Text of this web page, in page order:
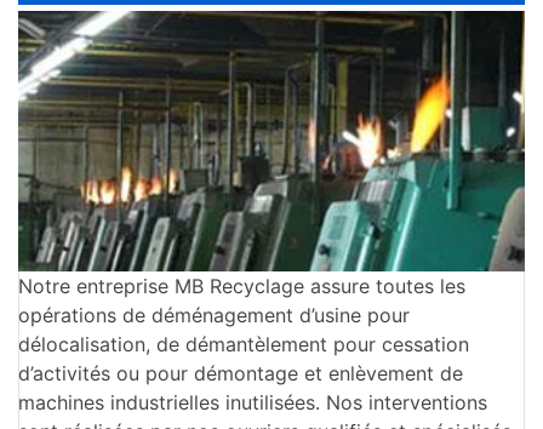
Notre entreprise MB Recyclage assure toutes les
opérations de déménagement d’usine pour
délocalisation, de démantèlement pour cessation
d’activités ou pour démontage et enlèvement de
machines industrielles inutilisées. Nos interventions